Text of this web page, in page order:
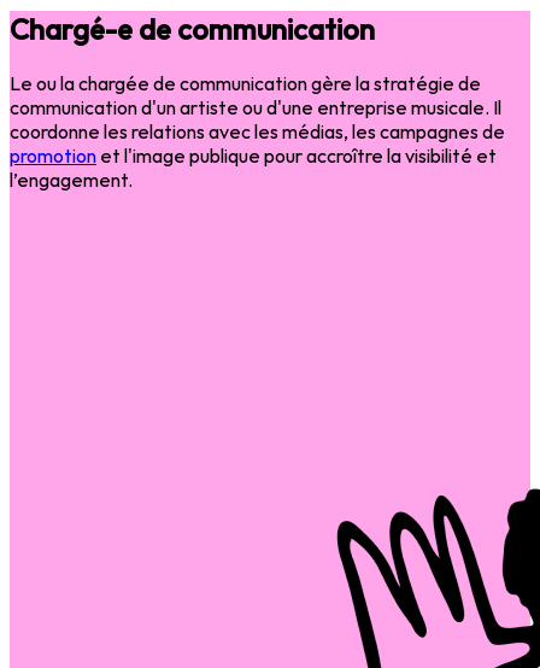
Chargé-e de communication
Le ou la chargée de communication gère la stratégie de
communication d'un artiste ou d'une entreprise musicale. Il
coordonne les relations avec les médias, les campagnes de
promotion et l'image publique pour accroître la visibilité et
l’engagement.